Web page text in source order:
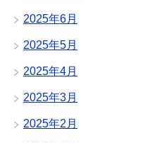
2025年6月
2025年5月
2025年4月
2025年3月
2025年2月